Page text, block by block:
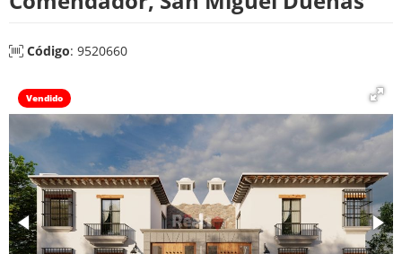
Código: 9520660
Vendido